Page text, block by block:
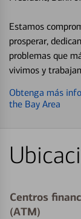
Estamos
prosperar,
problemas que
vivimos y
Obtenga más
the Bay Area
Centros
(ATM)